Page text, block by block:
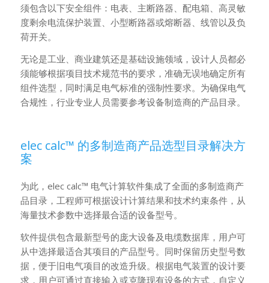
须包含以下安全组件：电表、主断路器、配电箱、高灵敏
度剩余电流保护装置、小型断路器或熔断器、线管以及负
荷开关。
无论是工业、商业建筑还是基础设施领域，设计人员都必
须能够根据项目技术规范书的要求，准确无误地确定所有
组件选型，同时满足电气标准的强制性要求。为确保电气
合规性，行业专业人员需要参考设备制造商的产品目录。
elec calc™ 的多制造商产品选型目录解决方
案
为此，elec calc™ 电气计算软件集成了全面的多制造商产
品目录，工程师可根据设计计算结果和技术约束条件，从
海量技术参数中选择最合适的设备型号。
软件提供包含最新型号的庞大设备及电缆数据库，用户可
从中选择最适合其项目的产品型号。同时保留历史型号数
据，便于旧电气项目的改造升级。根据电气装置的设计要
求，用户可通过直接输入或克隆现有设备的方式，自定义